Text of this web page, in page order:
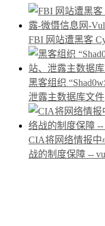
FBI 网站遭黑客
黑客组织
泄露主数据库文件
CIA将网络情报中
战的制度保障 --